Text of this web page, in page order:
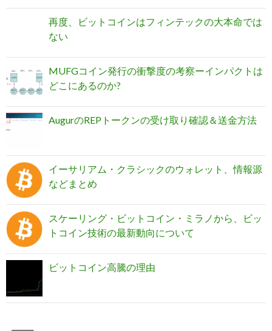
再度、ビットコインはフィンテックの大本命では
ない
MUFGコイン発行の衝撃度の考察ーインパクトは
どこにあるのか?
AugurのREPトークンの受け取り確認＆送金方法
イーサリアム・クラシックのウォレット、情報源
などまとめ
スケーリング・ビットコイン・ミラノから、ビッ
トコイン技術の最新動向について
ビットコイン高騰の理由